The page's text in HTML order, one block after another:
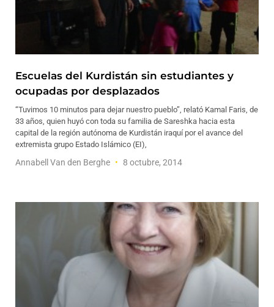
Escuelas del Kurdistán sin estudiantes y
ocupadas por desplazados
“Tuvimos 10 minutos para dejar nuestro pueblo”, relató Kamal Faris, de
33 años, quien huyó con toda su familia de Sareshka hacia esta
capital de la región autónoma de Kurdistán iraquí por el avance del
extremista grupo Estado Islámico (EI),
Annabell Van den Berghe 8 octubre, 2014